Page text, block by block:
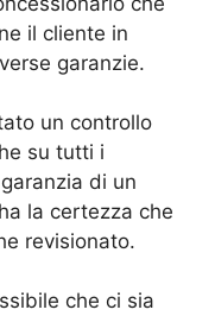
il cliente in
garanzie.
un controllo
su tutti i
di un
la certezza che
revisionato.
che ci sia